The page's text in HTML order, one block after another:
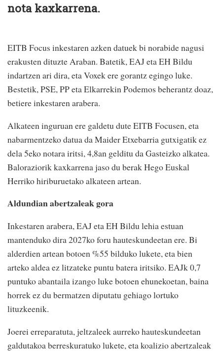
nota kaxkarrena.
EITB Focus inkestaren azken datuek bi norabide nagusi
erakusten dituzte Araban. Batetik, EAJ eta EH Bildu
indartzen ari dira, eta Voxek ere gorantz egingo luke.
Bestetik, PSE, PP eta Elkarrekin Podemos beherantz doaz,
betiere inkestaren arabera.
Alkateen inguruan ere galdetu dute EITB Focusen, eta
nabarmentzeko datua da Maider Etxebarria gutxigatik ez
dela 5eko notara iritsi, 4,8an gelditu da Gasteizko alkatea.
Baloraziorik kaxkarrena jaso du berak Hego Euskal
Herriko hiriburuetako alkateen artean.
Aldundian abertzaleak gora
Inkestaren arabera, EAJ eta EH Bildu lehia estuan
mantenduko dira 2027ko foru hauteskundeetan ere. Bi
alderdien artean botoen %55 bilduko lukete, eta bien
arteko aldea ez litzateke puntu batera iritsiko. EAJk 0,7
puntuko abantaila izango luke botoen ehunekoetan, baina
horrek ez du bermatzen diputatu gehiago lortuko
lituzkeenik.
Joerei erreparatuta, jeltzaleek aurreko hauteskundeetan
galdutakoa berreskuratuko lukete, eta koalizio abertzaleak